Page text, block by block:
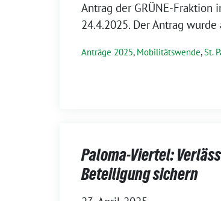
Antrag der GRÜNE-Fraktion
24.4.2025. Der Antrag
Anträge 2025, Mobilitätswende,St.
Paloma-Viertel:
Beteiligung sichern